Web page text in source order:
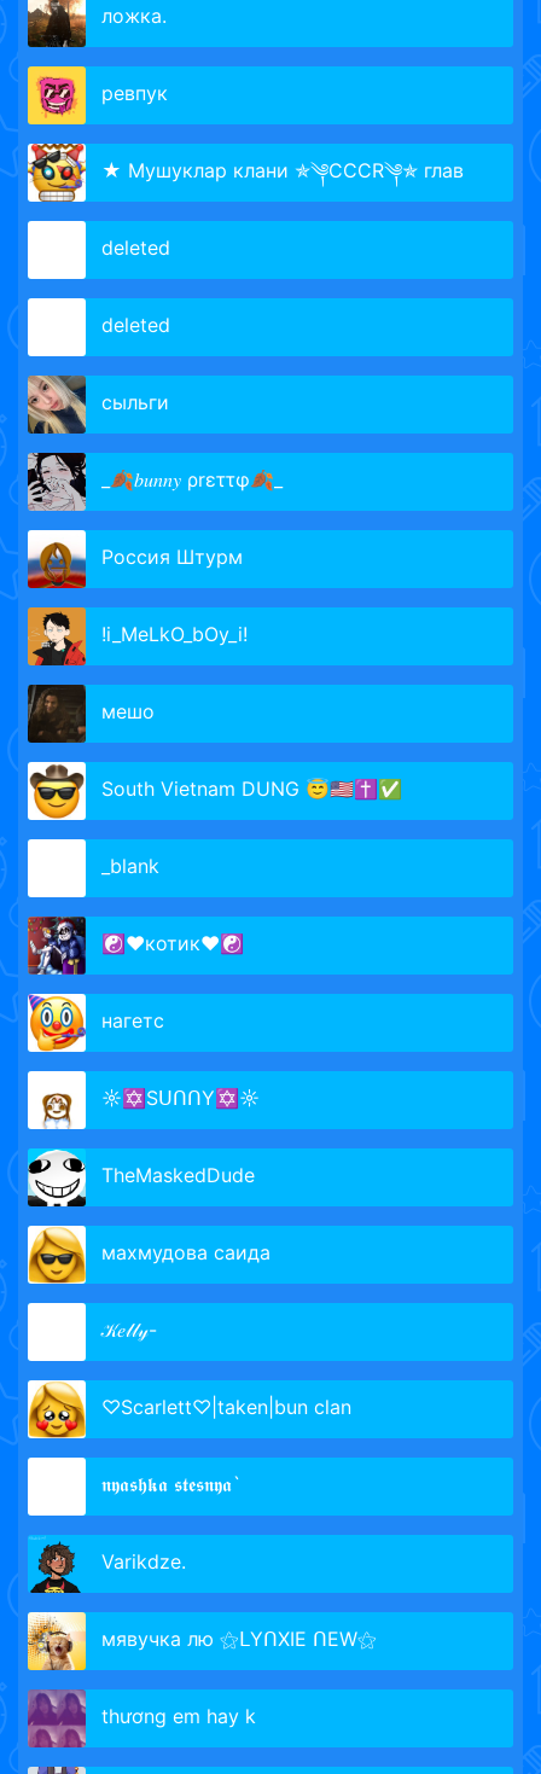
ложка.
ревпук
★ Мушуклар клани ✯༆CCCR༆✯ глав
de­leted­­
delete­d­­
сыльги
_🍂𝑏𝑢𝑛𝑛𝑦 ρrεττφ🍂_
Россия Штурм
!i_MeLkO_bOy_i!
мешо
South Vietnam DUNG 😇🇺🇸✝️✅
_blank
☯♥котик♥☯
нагетс
☼✡SᑌᑎᑎY✡☼
TheMaskedDudeᅟ
махмудова саида
𝒦𝑒𝓁𝓁𝓎-
♡Scarlett♡|taken|bun clan
𝖓𝖞𝖆𝖘𝖍𝖐𝖆 𝖘𝖙𝖊𝖘𝖓𝖞𝖆`
Varikdze.
мявучка лю ⚝ᒪYᑎХIE ᑎEW⚝
thương em hay k